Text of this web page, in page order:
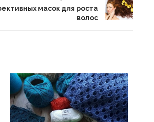
масок для роста
волос